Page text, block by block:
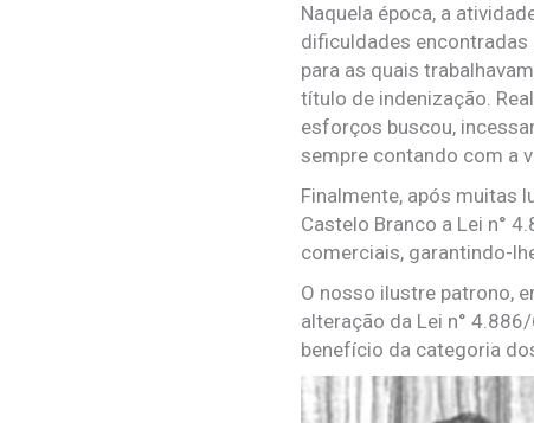
Naquela época, a
dificuldades
para as quais
título de indenização.
esforços buscou,
sempre contando com a
Finalmente, após muitas
Castelo Branco a Lei n°
comerciais, garantindo-
O nosso ilustre patrono,
alteração da Lei n°
benefício da categoria